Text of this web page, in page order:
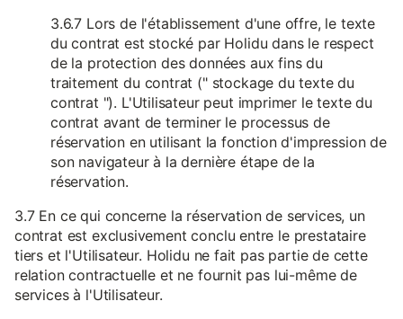
3.6.7 Lors de l'établissement d'une offre, le texte
du contrat est stocké par Holidu dans le respect
de la protection des données aux fins du
traitement du contrat (" stockage du texte du
contrat "). L'Utilisateur peut imprimer le texte du
contrat avant de terminer le processus de
réservation en utilisant la fonction d'impression de
son navigateur à la dernière étape de la
réservation.
3.7 En ce qui concerne la réservation de services, un
contrat est exclusivement conclu entre le prestataire
tiers et l'Utilisateur. Holidu ne fait pas partie de cette
relation contractuelle et ne fournit pas lui-même de
services à l'Utilisateur.